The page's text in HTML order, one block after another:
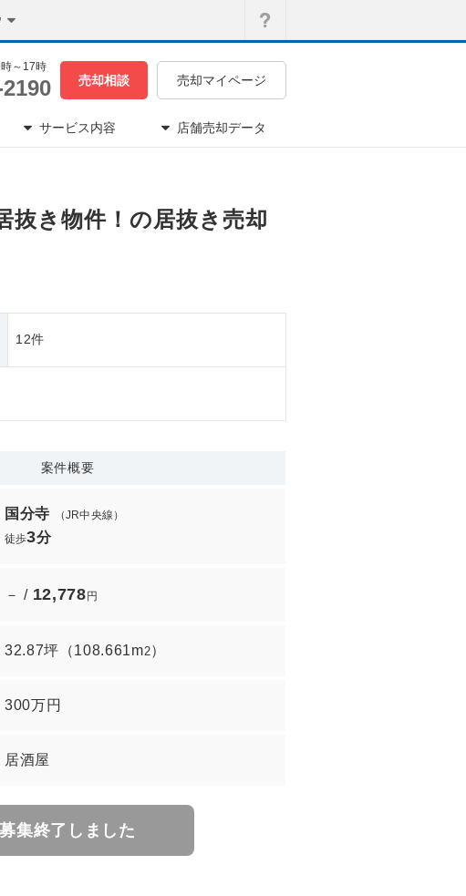
～17時
売却相談 売却マイページ
サービス内容 店舗売却データ
抜き物件！の居抜き売却
12件
案件概要
国分寺
（JR中央線）
徒歩3分
－ / 12,778 円
32.87坪 （108.661m2）
300万円
居酒屋
募集終了しました